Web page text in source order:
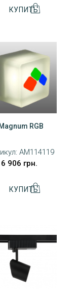
Magnum RGB
AM114119
6 906 грн.